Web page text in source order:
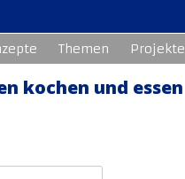
Themen Projekte
kochen und essen